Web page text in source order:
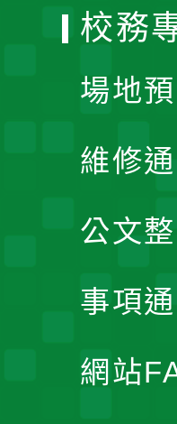
校務
場地
維修
公文
事項
網站